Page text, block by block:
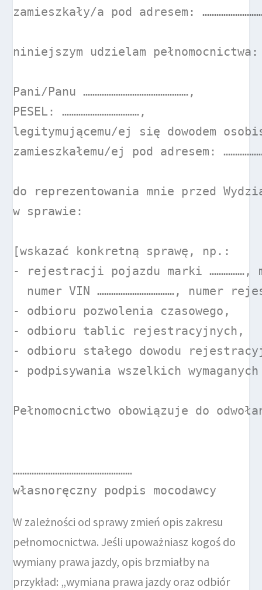
zamieszkały/a pod adresem:
niniejszym udzielam pełnomocnictwa:
Pani/Panu ………………………………………,
PESEL: ……………………………,
legitymującemu/ej się dowodem
zamieszkałemu/ej pod adresem:
do reprezentowania mnie przed
w sprawie:
[wskazać konkretną sprawę, np.:
- rejestracji pojazdu marki ……………,
numer VIN ……………………………, numer
- odbioru pozwolenia czasowego,
- odbioru tablic rejestracyjnych,
- odbioru stałego dowodu
- podpisywania wszelkich
Pełnomocnictwo obowiązuje do
……………………………………………
własnoręczny podpis mocodawcy
W zależności od sprawy zmień opis zakresu
pełnomocnictwa. Jeśli upoważniasz kogoś do
wymiany prawa jazdy, opis brzmiałby na
przykład: „wymiana prawa jazdy oraz odbiór